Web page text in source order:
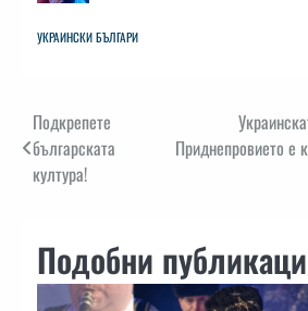
УКРАИНСКИ БЪЛГАРИ
Навигация
Подкрепете
българската
култура!
Приднепровието е
Подобни